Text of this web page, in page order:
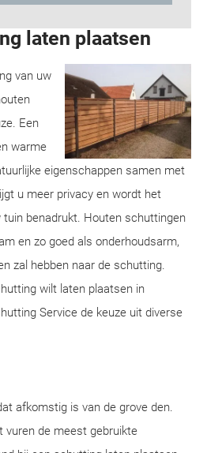
laten plaatsen
van uw
Een
warme
eigenschappen samen met
u meer privacy en wordt het
tuin benadrukt. Houten schuttingen
en zo goed als onderhoudsarm,
zal hebben naar de schutting.
wilt laten plaatsen in
Service de keuze uit diverse
afkomstig is van de grove den.
vuren de meest gebruikte